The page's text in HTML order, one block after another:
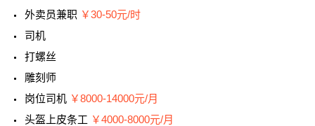
外卖员兼职 ￥30-50元/时
司机
打螺丝
雕刻师
岗位司机 ￥8000-14000元/月
头盔上皮条工 ￥4000-8000元/月